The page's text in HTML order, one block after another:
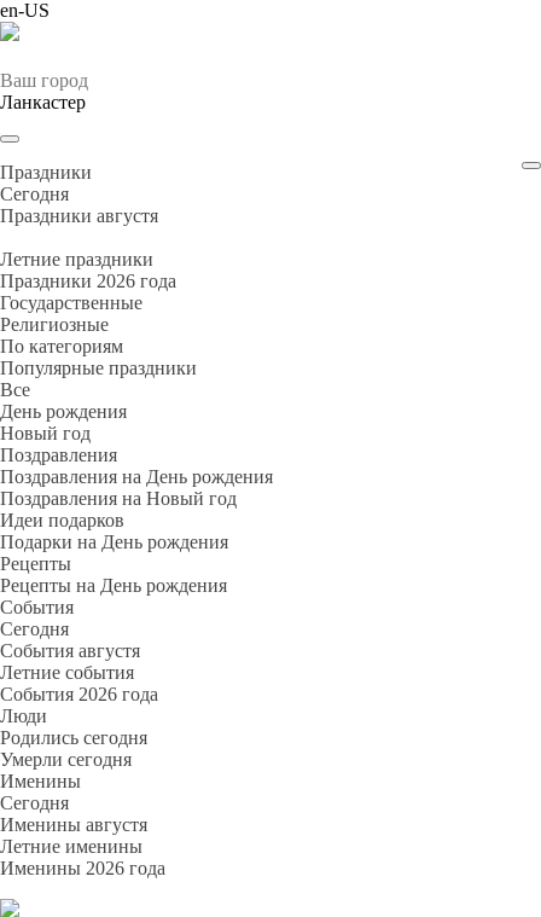
en-US
Ваш город
Ланкастер
Праздники
Cегодня
Праздники августя
Летние праздники
Праздники 2026 года
Государственные
Религиозные
По категориям
Популярные праздники
Все
День рождения
Новый год
Поздравления
Поздравления на День рождения
Поздравления на Новый год
Идеи подарков
Подарки на День рождения
Рецепты
Рецепты на День рождения
События
Cегодня
События августя
Летние события
События 2026 года
Люди
Родились сегодня
Умерли сегодня
Именины
Cегодня
Именины августя
Летние именины
Именины 2026 года